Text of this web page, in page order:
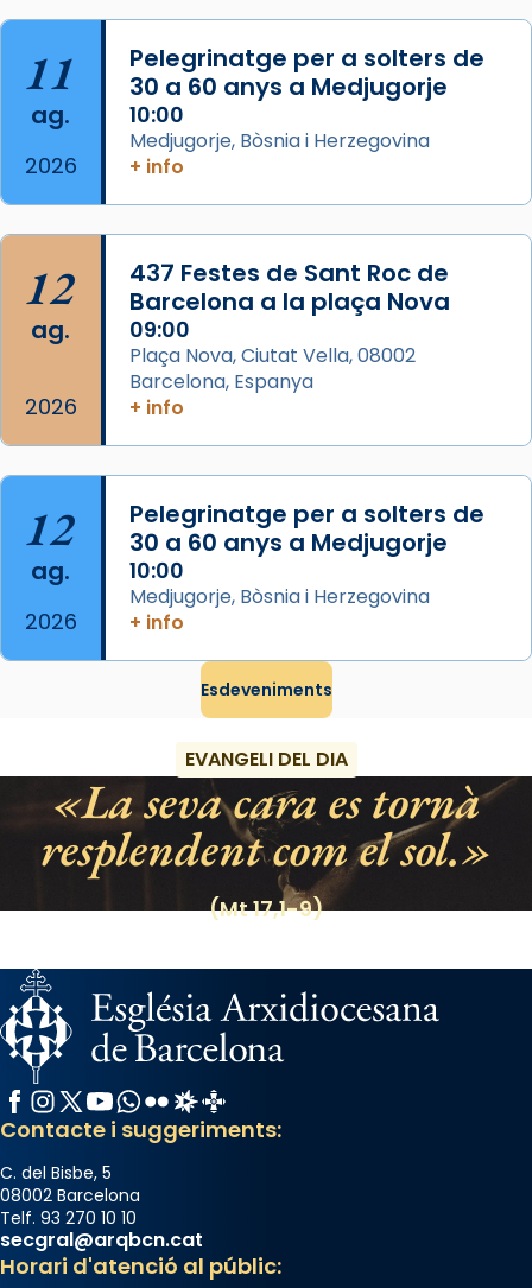
«Si vols saber què és calor, ves per les
Santes a Mataró»🥵.
Photo
View on Facebook ·
Jaume, fill de Zebedeu, és juntament amb el
seu germà Joan i Pere un dels que
acompanyava més de prop Jesús.
Segons el llibre dels Fets (12,2) fou el primer
apòstol màrtir, decapitat a Jerusalem per
Herodes Agripa (vers l'any 44).
Regnes castellans i més tard de tota
Espanya.
El seu sepulcre a Compostela fou un gran
centre de peregrinacions medievals de tot
«A Raïms de Sant Jaume, raïms aigualits;
raïms de setembre te'n llepes els dits»,
segons una dita popular.
Photo
View on Facebook · Share
11
ag.
2026
Pelegrinatge per a solters de
30 a 60 anys a Medjugorje
10:00
Medjugorje, Bòsnia i Herzegovina
+ info
12
ag.
2026
437 Festes de Sant Roc de
Barcelona a la plaça Nova
09:00
Plaça Nova, Ciutat Vella, 08002
Barcelona, Espanya
+ info
12
ag.
2026
Pelegrinatge per a solters de
30 a 60 anys a Medjugorje
10:00
Medjugorje, Bòsnia i Herzegovina
+ info
Esdeveniments
EVANGELI DEL DIA
La seva cara es tornà
resplendent com el sol.
(Mt 17,1-9)
Facebook
Instagram
X / Twitter
YouTube
WhatsApp
FlickrRadio Estel
Catalunya Cristiana
Contacte i suggeriments:
C. del Bisbe, 5
08002 Barcelona
Telf. 93 270 10 10
secgral@arqbcn.cat
Horari d'atenció al públic: